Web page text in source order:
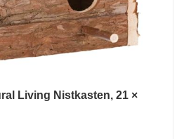
Living Nistkasten, 21 ×